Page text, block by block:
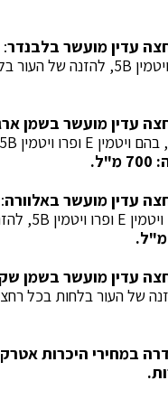
עדיןמועשר בלבנדר
עדין מועשר בשמן
עדין מועשר באלוורה
עדין מועשר בשמן
במחירי היכרות